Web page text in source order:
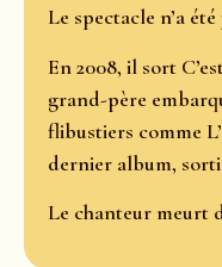
Le spectacle n’a
En 2008, il sort
grand-père
flibustiers comme
dernier album, sorti
Le chanteur meurt